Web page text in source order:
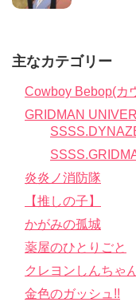
主なカテゴリー
Cowboy Bebop(カ
GRIDMAN
炎炎ノ消防隊
【推しの子】
かがみの孤城
薬屋のひとりごと
クレヨンしんちゃ
金色のガッシュ!!